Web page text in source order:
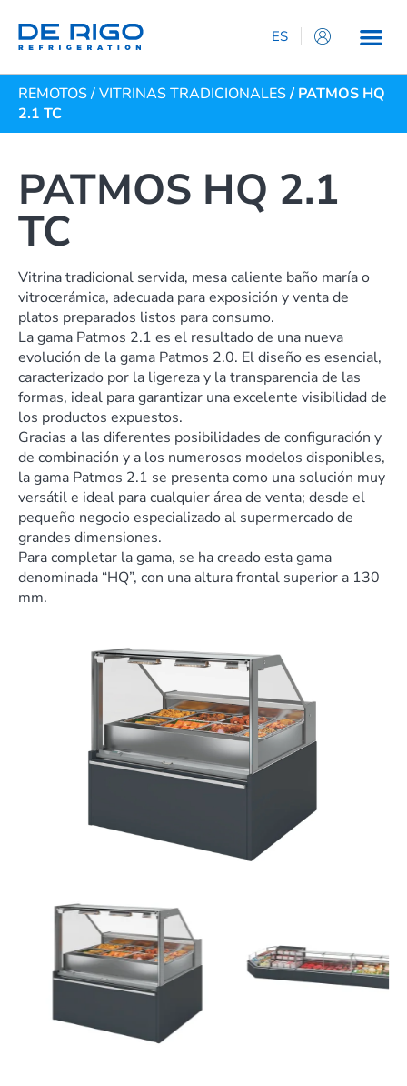
ES
IT
EN
REMOTOS/VITRINAS TRADICIONALES/ PATMOS HQ
2.1 TC
PATMOS HQ 2.1
TC
Vitrina tradicional servida, mesa caliente baño maría o
vitrocerámica, adecuada para exposición y venta de
platos preparados listos para consumo.
La gama Patmos 2.1 es el resultado de una nueva
evolución de la gama Patmos 2.0. El diseño es esencial,
caracterizado por la ligereza y la transparencia de las
formas, ideal para garantizar una excelente visibilidad de
los productos expuestos.
Gracias a las diferentes posibilidades de configuración y
de combinación y a los numerosos modelos disponibles,
la gama Patmos 2.1 se presenta como una solución muy
versátil e ideal para cualquier área de venta; desde el
pequeño negocio especializado al supermercado de
grandes dimensiones.
Para completar la gama, se ha creado esta gama
denominada “HQ”, con una altura frontal superior a 130
mm.